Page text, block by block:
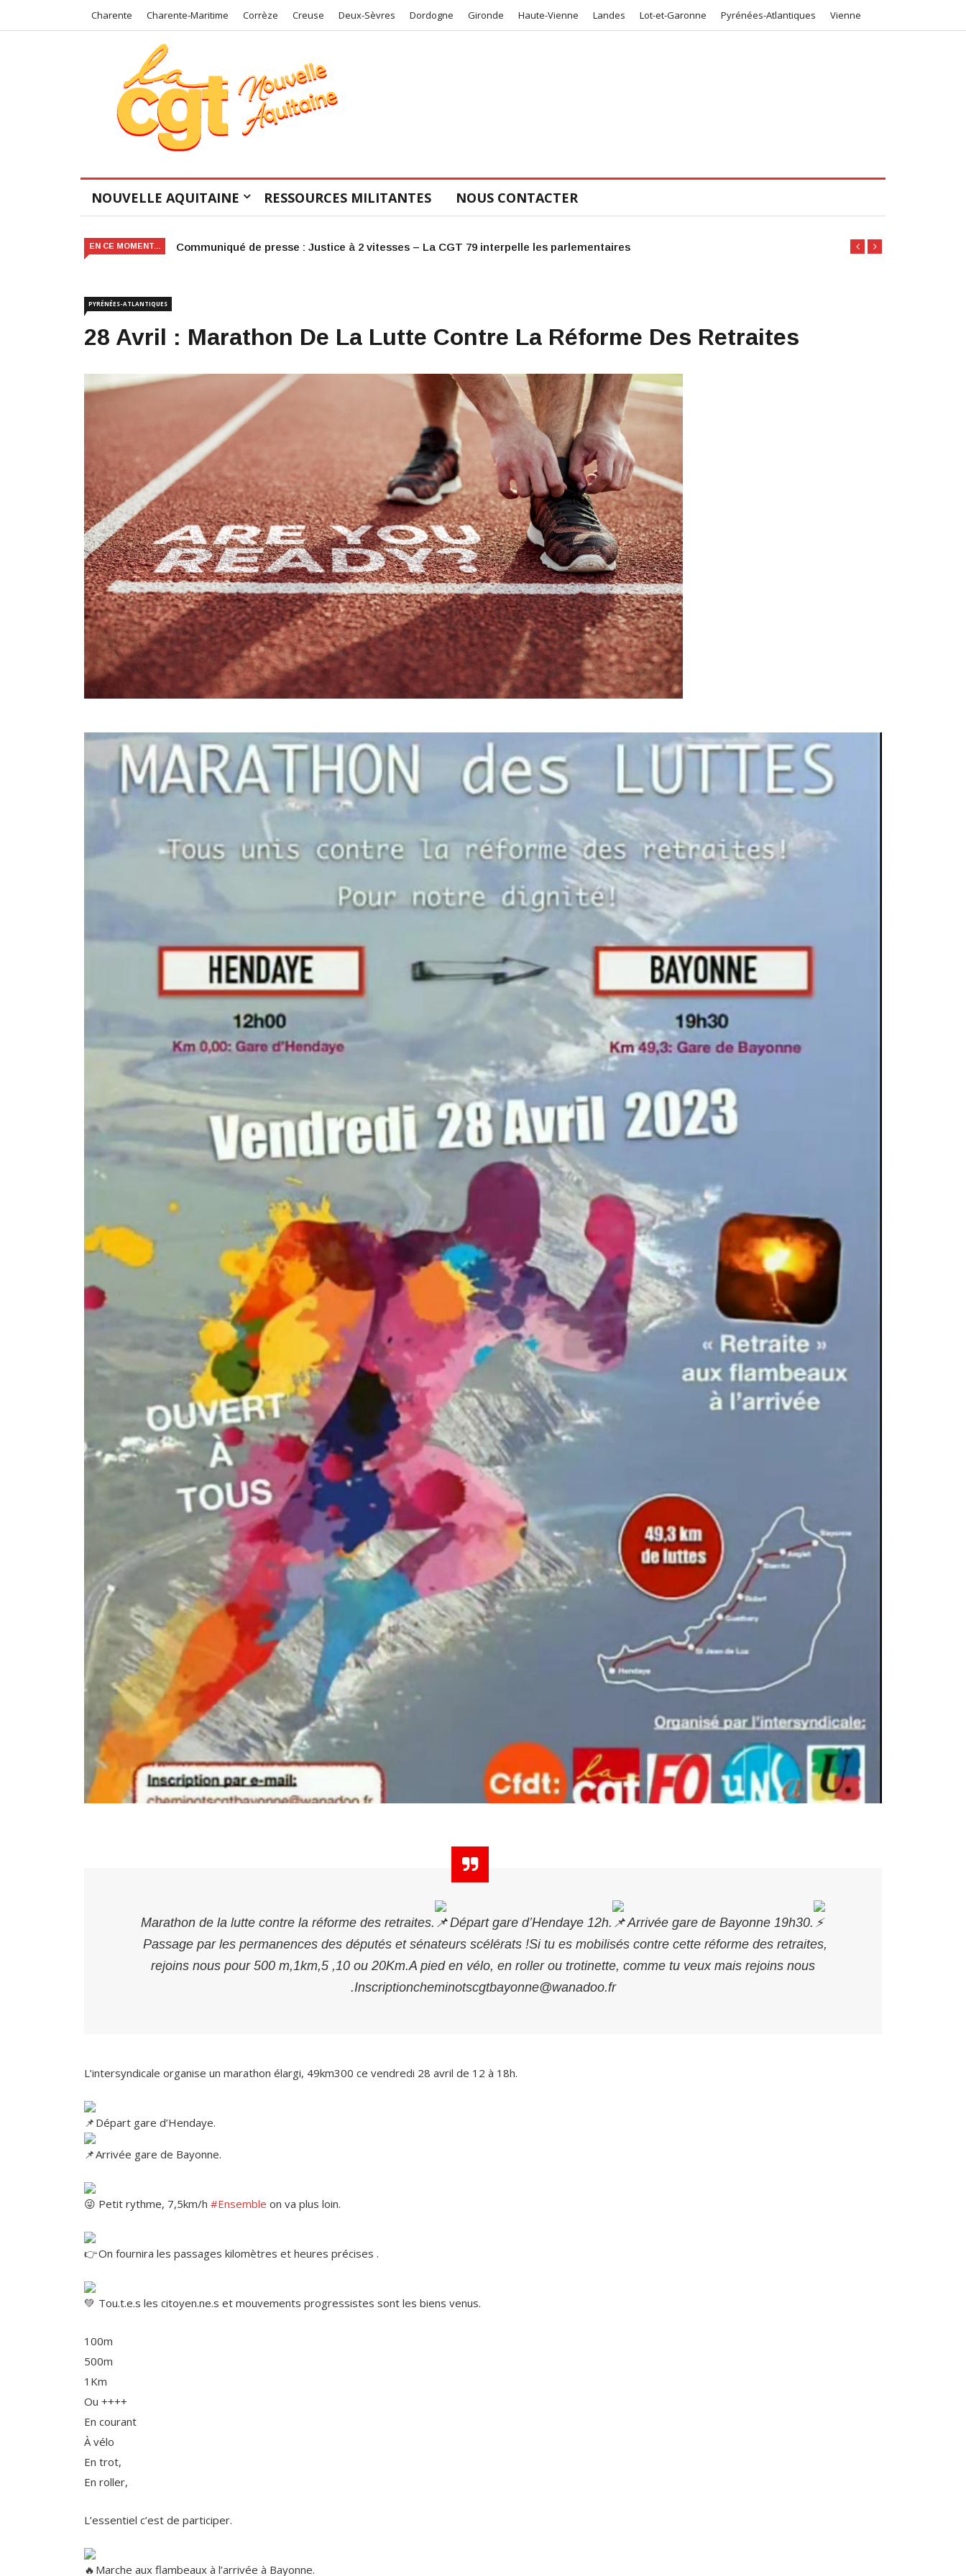
Charente Charente-Maritime Corrèze Creuse Deux-Sèvres Dordogne Gironde Haute-Vienne Landes Lot-et-Garonne Pyrénées-Atlantiques Vienne
NOUVELLE AQUITAINE RESSOURCES MILITANTES NOUS CONTACTER
EN CE MOMENT... Victoire judiciaire pour le COS de la CGT 47
PYRÉNÉES-ATLANTIQUES
28 Avril : Marathon De La Lutte Contre La Réforme Des Retraites
Marathon de la lutte contre la réforme des retraites. Départ gare d’Hendaye 12h.
Arrivée gare de Bayonne 19h30.
Passage par les permanences des députés et sénateurs scélérats !Si tu es mobilisés contre cette réforme des retraites,
rejoins nous pour 500 m,1km,5 ,10 ou 20Km.A pied en vélo, en roller ou trotinette, comme tu veux mais rejoins nous
.Inscriptioncheminotscgtbayonne@wanadoo.fr
L’intersyndicale organise un marathon élargi, 49km300 ce vendredi 28 avril de 12 à 18h.
Départ gare d’Hendaye.
Arrivée gare de Bayonne.
Petit rythme, 7,5km/h #Ensemble on va plus loin.
On fournira les passages kilomètres et heures précises .
Tou.t.e.s les citoyen.ne.s et mouvements progressistes sont les biens venus.
100m
500m
1Km
Ou ++++
En courant
À vélo
En trot,
En roller,
L’essentiel c’est de participer.
Marche aux flambeaux à l’arrivée à Bayonne.